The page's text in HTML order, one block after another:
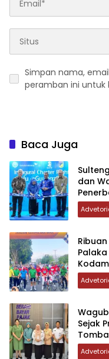
Simpan nama,
peramban ini untuk
Baca Juga
dan
Palu-
Palaka
Sejak